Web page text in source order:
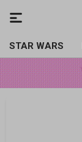
STAR WARS
